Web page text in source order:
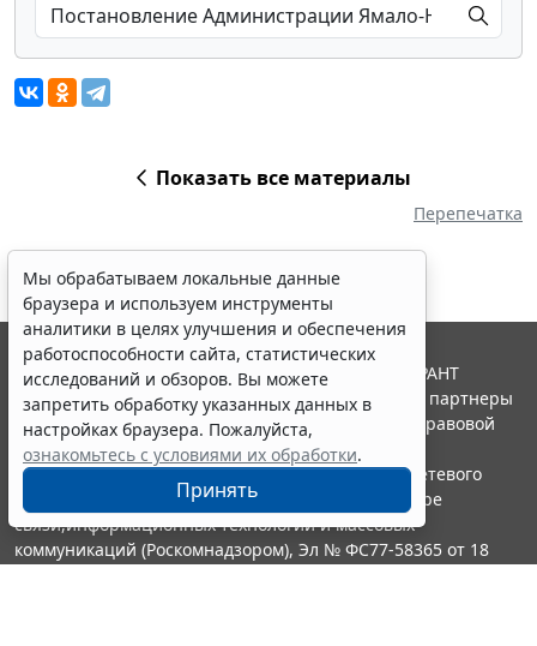
Показать все материалы
Перепечатка
Мы обрабатываем локальные данные
браузера и используем инструменты
аналитики в целях улучшения и обеспечения
работоспособности сайта, статистических
исследований и обзоров. Вы можете
запретить обработку указанных данных в
настройках браузера. Пожалуйста,
ознакомьтесь с условиями их обработки.
Принять
© ООО "НПП "ГАРАНТ-СЕРВИС", 2026. Система ГАРАНТ
выпускается с 1990 года. Компания "Гарант" и ее партнеры
являются участниками Российской ассоциации правовой
информации ГАРАНТ.
Портал ГАРАНТ.РУ зарегистрирован в качестве сетевого
издания Федеральной службой по надзору в сфере
связи,информационных технологий и массовых
коммуникаций (Роскомнадзором), Эл № ФС77-58365 от 18